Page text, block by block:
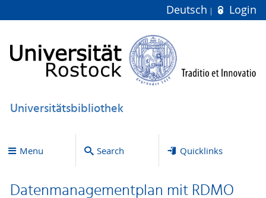
Deutsch Login
Universitätsbibliothek
Menu Search Quicklinks
Datenmanagementplan mit RDMO